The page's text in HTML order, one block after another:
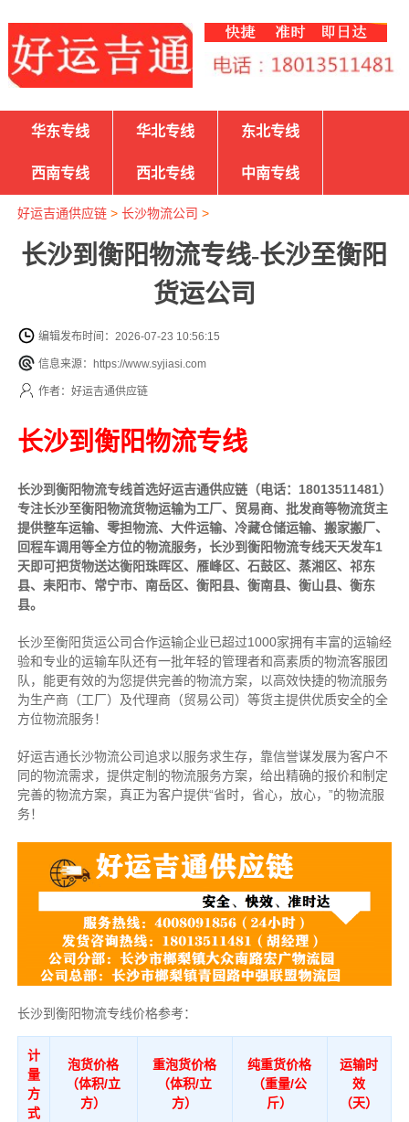
华东专线 华北专线 东北专线
西南专线 西北专线 中南专线
好运吉通供应链> 长沙物流公司 >
长沙到衡阳物流专线-长沙至衡阳
货运公司
编辑发布时间：2026-07-23 10:56:15
信息来源：https://www.syjiasi.com
作者：好运吉通供应链
长沙到衡阳物流专线
长沙到衡阳物流专线首选好运吉通供应链（电话：18013511481）
专注长沙至衡阳物流货物运输为工厂、贸易商、批发商等物流货主
提供整车运输、零担物流、大件运输、冷藏仓储运输、搬家搬厂、
回程车调用等全方位的物流服务，长沙到衡阳物流专线天天发车1
天即可把货物送达衡阳珠晖区、雁峰区、石鼓区、蒸湘区、祁东
县、耒阳市、常宁市、南岳区、衡阳县、衡南县、衡山县、衡东
县。
长沙至衡阳货运公司合作运输企业已超过1000家拥有丰富的运输经
验和专业的运输车队还有一批年轻的管理者和高素质的物流客服团
队，能更有效的为您提供完善的物流方案，以高效快捷的物流服务
为生产商（工厂）及代理商（贸易公司）等货主提供优质安全的全
方位物流服务！
好运吉通长沙物流公司追求以服务求生存，靠信誉谋发展为客户不
同的物流需求，提供定制的物流服务方案，给出精确的报价和制定
完善的物流方案，真正为客户提供“省时，省心，放心，”的物流服
务！
长沙到衡阳物流专线价格参考：
计
量
方
式
泡货价格
（体积/立
方）
重泡货价格
（体积/立
方）
纯重货价格
（重量/公
斤）
运输时
效
（天）